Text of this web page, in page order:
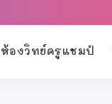
ห้องวิทย์ครูแชมป์